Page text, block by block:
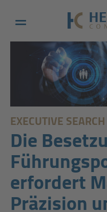
EXECUTIVE SEARCH
Die
erfordert
Präzision